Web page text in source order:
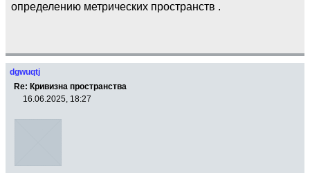
определению метрических пространств .
dgwuqtj
Re: Кривизна пространства
16.06.2025, 18:27